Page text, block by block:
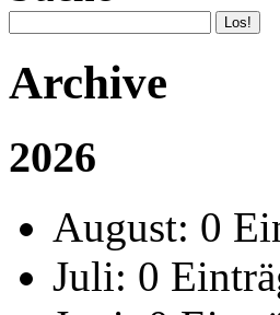
Archive
2026
August: 0
Juli: 0